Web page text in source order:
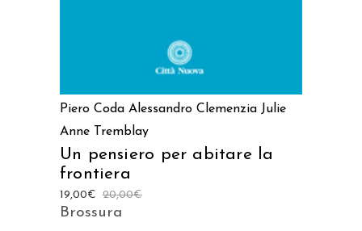
Piero Coda Alessandro Clemenzia Julie
Anne Tremblay
Un pensiero per abitare la
frontiera
20,00€
19,00€
Brossura